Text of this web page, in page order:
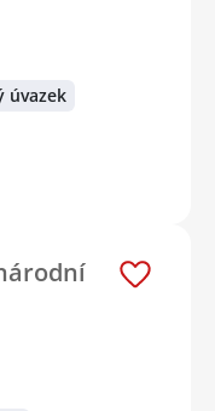
úvazek